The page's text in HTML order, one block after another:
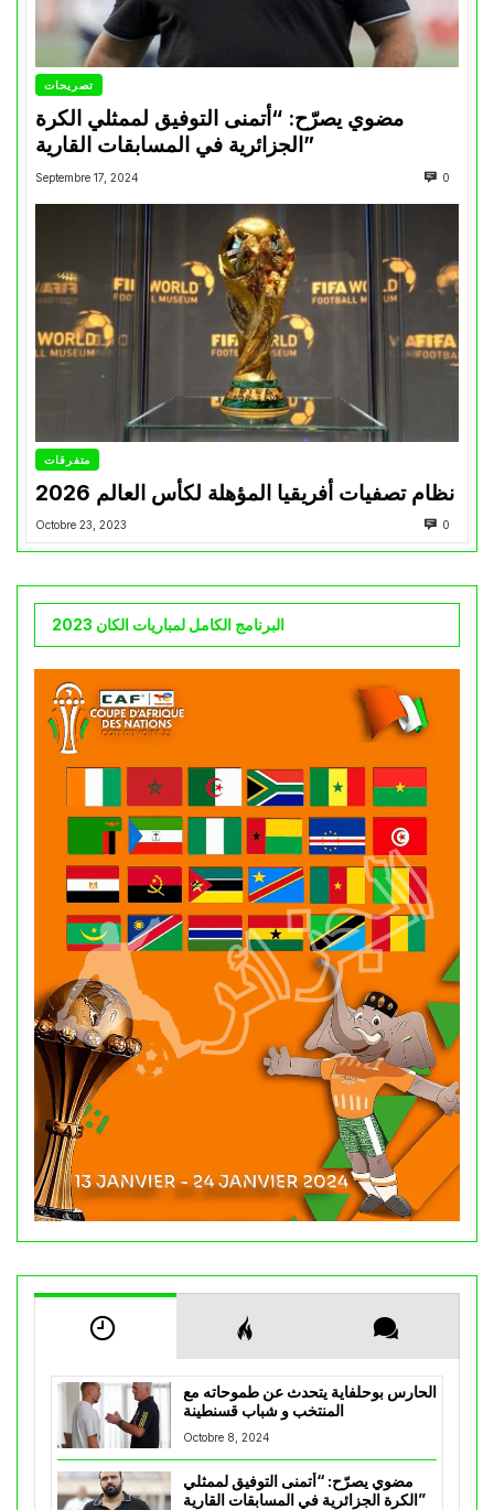
تصريحات
مضوي يصرّح: “أتمنى التوفيق لممثلي الكرة
الجزائرية في المسابقات القارية”
Septembre 17, 2024 0
متفرقات
نظام تصفيات أفريقيا المؤهلة لكأس العالم 2026
Octobre 23, 2023 0
البرنامج الكامل لمباريات الكان 2023
الحارس بوحلفاية يتحدث عن طموحاته مع
المنتخب و شباب قسنطينة
Octobre 8, 2024
مضوي يصرّح: “أتمنى التوفيق لممثلي
الكرة الجزائرية في المسابقات القارية”